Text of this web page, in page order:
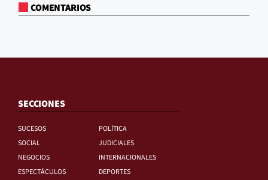
COMENTARIOS
SECCIONES
SUCESOS
POLÍTICA
SOCIAL
JUDICIALES
NEGOCIOS
INTERNACIONALES
ESPECTÁCULOS
DEPORTES